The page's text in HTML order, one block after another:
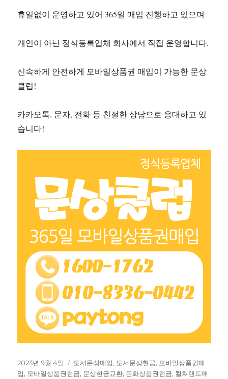
휴일없이 운영하고 있어 365일 매입 진행하고 있으며
개인이 아닌 정식등록업체 회사에서 직접 운영합니다.
신속하게 안전하게 모바일상품권 매입이 가능한 문상
클럽!
카카오톡, 문자, 전화 등 친절한 상담으로 응대하고 있
습니다!
작
성
2023년 9월 4일
태
그
도서문상매입, 도서문상현금, 모바일상품권매
입, 모바일상품권현금, 문상현금교환, 문화상품권현금, 컬쳐랜드매